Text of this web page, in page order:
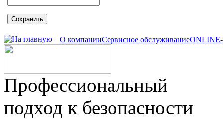
Сохранить
О компанииСервисное обслуживаниеONLINE-
Профессиональный
подход к безопасности